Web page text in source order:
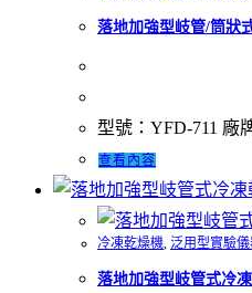
落地加強型岐管/筒狀
型號：YFD-711 廠
查看內容
冷凍乾燥機, 泛用型實驗
落地加強型岐管式冷